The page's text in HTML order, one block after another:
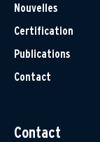
Nouvelles
Certification
Publications
Contact
Contact